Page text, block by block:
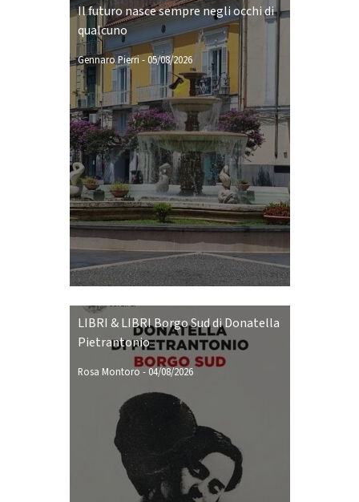
Il futuro nasce sempre negli occhi di
qualcuno
Gennaro Pierri -05/08/2026
LIBRI & LIBRI Borgo Sud di Donatella
Pietrantonio
Rosa Montoro-04/08/2026